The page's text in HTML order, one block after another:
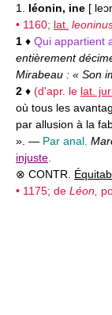
1. léonin, ine [
• 1160; lat.
1 ♦ Qui appartient
entièrement
Mirabeau : « Son
2 ♦ (d'apr. le lat.
où tous les
par allusion à la
». — Par anal.
injuste
⊗ CONTR.
• 1175; de Léon,